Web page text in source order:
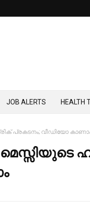
JOB ALERTS HEALTH
പ്രകടനം; വീഡിയോ